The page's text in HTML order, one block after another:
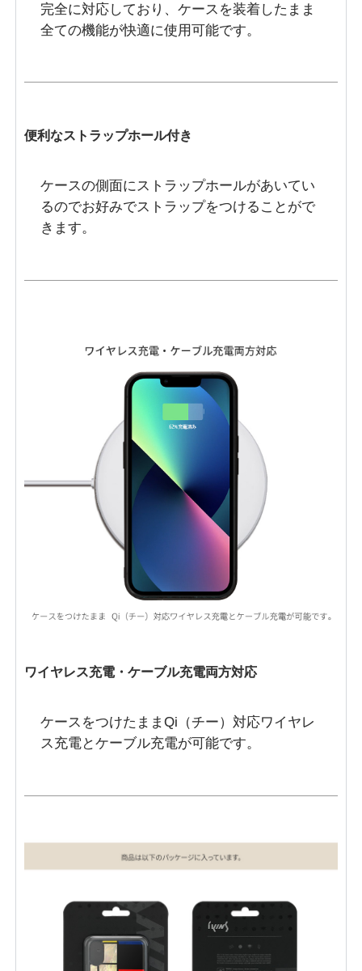
完全に対応しており、ケースを装着したまま
全ての機能が快適に使用可能です。
便利なストラップホール付き
ケースの側面にストラップホールがあいてい
るのでお好みでストラップをつけることがで
きます。
ワイヤレス充電・ケーブル充電両方対応
ケースをつけたままQi（チー）対応ワイヤレ
ス充電とケーブル充電が可能です。